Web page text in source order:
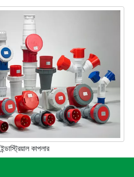
ইন্ডাস্ট্রিয়াল কাপলার